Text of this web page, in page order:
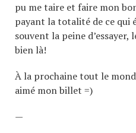
pu me taire et faire mon
payant la totalité de ce qui
souvent la peine d’essayer,
bien là!
À la prochaine tout le
aimé mon billet =)
—